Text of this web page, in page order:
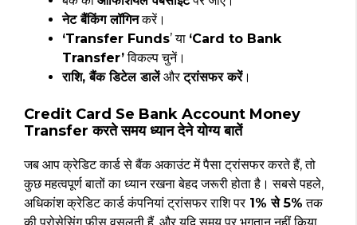
नेट बैंकिंग लॉगिनकरें।
‘Transfer Funds’ या ‘Card to Bank
Transfer’विकल्प चुनें।
राशि, बैंक डिटेल डालेंऔरट्रांसफर करें।
Credit Card Se Bank Account Money
Transfer करते समय ध्यान देने योग्य बातें
जब आप क्रेडिट कार्ड से बैंक अकाउंट में पैसा ट्रांसफर करते हैं, तो
कुछ महत्वपूर्ण बातों का ध्यान रखना बेहद जरूरी होता है। सबसे पहले,
अधिकांश क्रेडिट कार्ड कंपनियां ट्रांसफर राशि पर1% से 5% तक